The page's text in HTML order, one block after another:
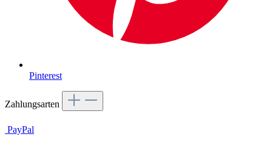
Pinterest
Zahlungsarten
PayPal